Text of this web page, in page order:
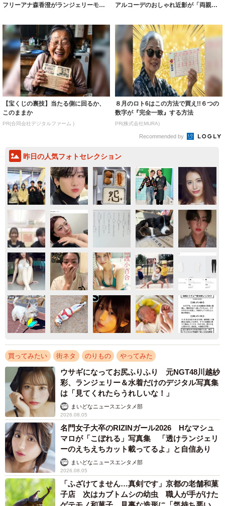
フリーアナ森香澄がランジェリーモデ
アルコーデのおしゃれ近影が「両親の
【宝くじの裏技】当たる側に回るか、
このままか
PR(合同会社デジタルファーム )
８月のロト6はこの方法で買え!!６つの
数字が『完全一致』する方法
PR(株式会社MURA)
Recommended by
昨日の人気フォトセレクション
買ってみたい 街ネタ のりもの やってみた
ウサギになってお尻ふりふり 元NGT48川越紗
彩、ランジェリー＆水着だけのデジタル写真集
は「見てくれたらうれしいな！」
まいどなニュースエンタメ部
2026.08.05
名門女子大卒のRIZINガール2026 Hなマシュ
マロが「こぼれる」写真集 「透けランジェリ
ーのえちえちカット載ってるよ」と自信あり
まいどなニュースエンタメ部
2026.08.05
「ふざけてません…真剣です」京都の老舗和菓
子店 次はカブトムシの幼虫 職人が手がけた